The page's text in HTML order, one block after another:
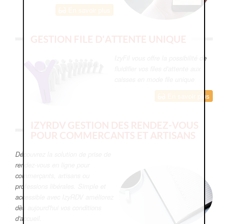
GESTION FILE D'ATTENTE UNIQUE
IzyFil vous offre la possibilité de
En savoir plus
IZYRDV GESTION DES RENDEZ-VOUS
POUR COMMERCANTS ET ARTISANS
Découvrez la solution de prise de
rendez-vous en ligne pour
commerçants, artisans ou
professions libérales. Simple et
accessible avec IzyRDV améliorez
dès aujourd'hui vos conditions
d'accueil.